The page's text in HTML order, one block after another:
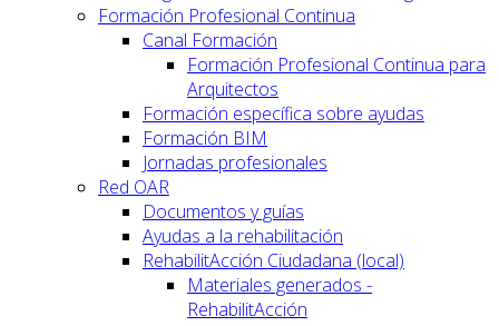
Formación Profesional Continua
Canal Formación
Formación Profesional Continua para
Arquitectos
Formación específica sobre ayudas
Formación BIM
Jornadas profesionales
Red OAR
Documentos y guías
Ayudas a la rehabilitación
RehabilitAcción Ciudadana (local)
Materiales generados -
RehabilitAcción